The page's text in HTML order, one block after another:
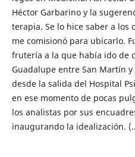
Héctor Garbarino y la
terapia. Se lo hice saber a los
me comisionó para ubicarlo.
frutería a la que había ido de
Guadalupe entre San Martín
desde la salida del Hospital
en ese momento de pocas
los analistas por sus
inaugurando la idealización.